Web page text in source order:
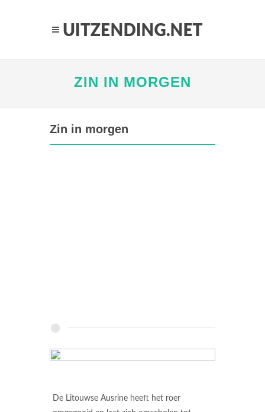
ZIN IN MORGEN
Zin in morgen
De Litouwse Ausrine heeft het roer